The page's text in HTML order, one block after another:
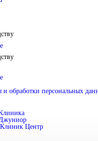
обработки персональных
Центр